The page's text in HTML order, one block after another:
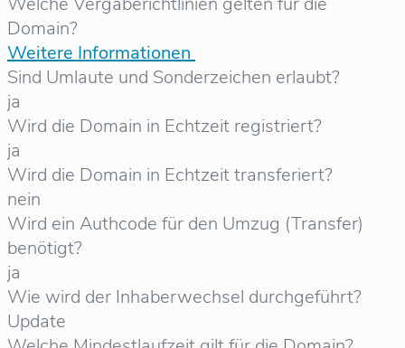
Domain?
Weitere Informationen
Sind Umlaute und Sonderzeichen erlaubt?
ja
Wird die Domain in Echtzeit registriert?
ja
Wird die Domain in Echtzeit transferiert?
nein
Wird ein Authcode für den Umzug (Transfer)
benötigt?
ja
Wie wird der Inhaberwechsel durchgeführt?
Update